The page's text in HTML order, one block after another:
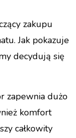
zakupu
Jak pokazuje
decydują się
zapewnia dużo
komfort
całkowity